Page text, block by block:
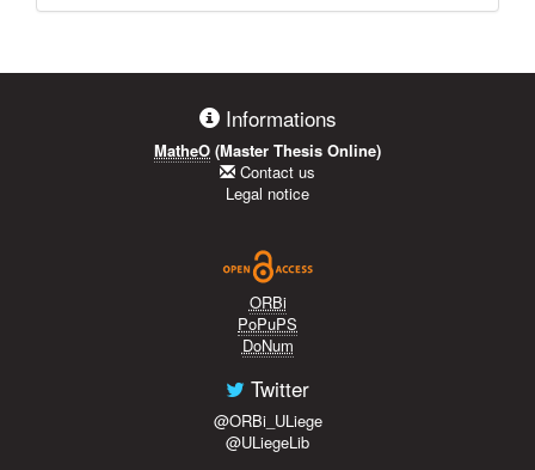
Informations
MatheO (Master Thesis Online)
Contact us
Legal notice
ORBi
PoPuPS
DoNum
Twitter
@ORBi_ULiege
@ULiegeLib